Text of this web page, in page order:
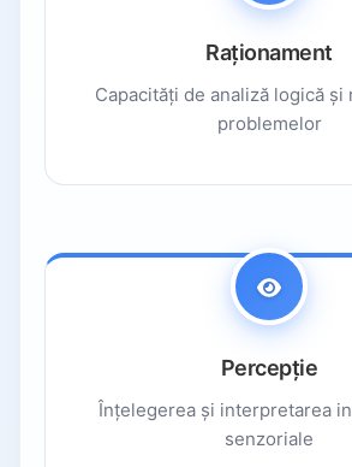
Raționament
Capacități de analiză logică și
problemelor
Percepție
Înțelegerea și interpretarea
senzoriale